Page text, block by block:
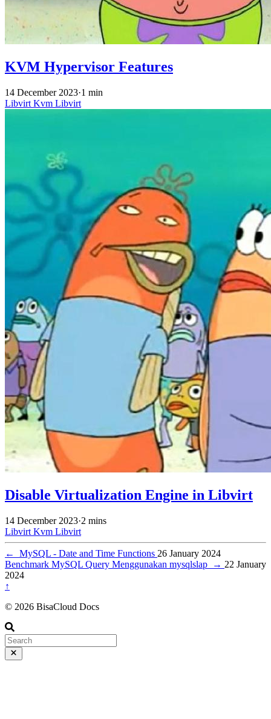
KVM Hypervisor Features
14 December 2023·1 min
Libvirt Kvm Libvirt
Disable Virtualization Engine in Libvirt
14 December 2023·2 mins
Libvirt Kvm Libvirt
← MySQL - Date and Time Functions 26 January 2024
Benchmark MySQL Query Menggunakan mysqlslap
→ 22 January
2024
↑
© 2026 BisaCloud Docs